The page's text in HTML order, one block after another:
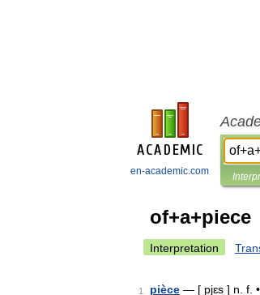
en-academic.com
of+a+piece
Interpretation
1 pièce — [ pjɛs ] n. f.